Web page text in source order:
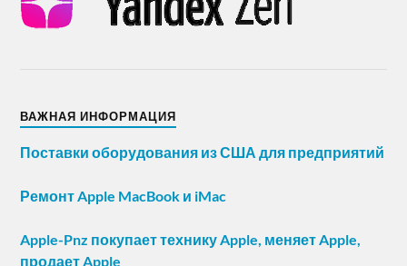
ВАЖНАЯ ИНФОРМАЦИЯ
Поставки оборудования из США для предприятий
Ремонт Apple MacBook и iMac
Apple-Pnz покупает технику Apple, меняет Apple,
продает Apple